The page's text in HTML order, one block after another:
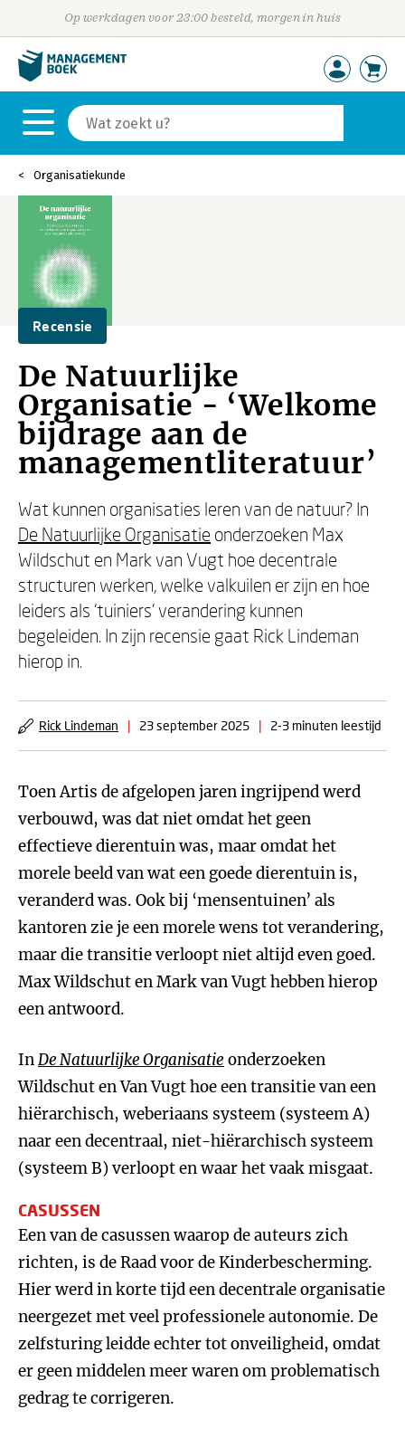
Op werkdagen voor 23:00 besteld, morgen in huis
Organisatiekunde
Recensie
De Natuurlijke
Organisatie - ‘Welkome
bijdrage aan de
managementliteratuur’
Wat kunnen organisaties leren van de natuur? In
De Natuurlijke Organisatie onderzoeken Max
Wildschut en Mark van Vugt hoe decentrale
structuren werken, welke valkuilen er zijn en hoe
leiders als ‘tuiniers’ verandering kunnen
begeleiden. In zijn recensie gaat Rick Lindeman
hierop in.
Rick Lindeman | 23 september 2025 | 2-3 minuten leestijd
Toen Artis de afgelopen jaren ingrijpend werd
verbouwd, was dat niet omdat het geen
effectieve dierentuin was, maar omdat het
morele beeld van wat een goede dierentuin is,
veranderd was. Ook bij ‘mensentuinen’ als
kantoren zie je een morele wens tot verandering,
maar die transitie verloopt niet altijd even goed.
Max Wildschut en Mark van Vugt hebben hierop
een antwoord.
InDe Natuurlijke Organisatie onderzoeken
Wildschut en Van Vugt hoe een transitie van een
hiërarchisch, weberiaans systeem (systeem A)
naar een decentraal, niet-hiërarchisch systeem
(systeem B) verloopt en waar het vaak misgaat.
CASUSSEN
Een van de casussen waarop de auteurs zich
richten, is de Raad voor de Kinderbescherming.
Hier werd in korte tijd een decentrale organisatie
neergezet met veel professionele autonomie. De
zelfsturing leidde echter tot onveiligheid, omdat
er geen middelen meer waren om problematisch
gedrag te corrigeren.